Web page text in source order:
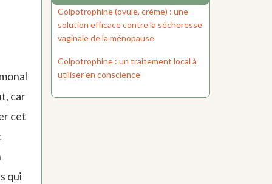
car
cet
qui
Colpotrophine (ovule, crème) : une
solution efficace contre la sécheresse
vaginale de la ménopause
Colpotrophine : un traitement local à
utiliser en conscience